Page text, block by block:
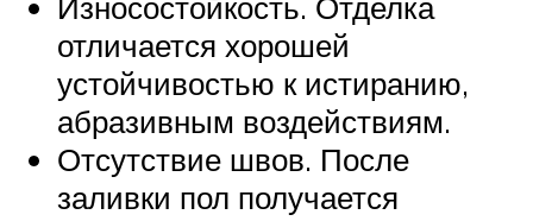
отличается хорошей
устойчивостью к истиранию,
абразивным воздействиям.
Отсутствие швов. После
заливки пол получается